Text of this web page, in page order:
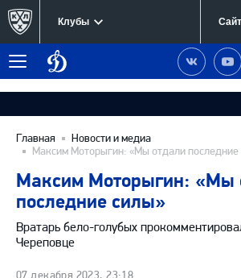
Клубы
Меню
Динамо
Москва
Наша
группа
Вконтакте
Наш
Главная
Новости и медиа
Максим Моторыгин: «Мы отдали последние
Максим Моторыгин: «Мы
последние силы»
Вратарь бело-голубых
Череповце
07 декабря 2023, 23:18